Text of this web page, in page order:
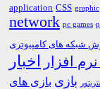
application CSS graphic
network pc games
شبکه های کامپیوتری
افزار اخبار
بازی بازی های